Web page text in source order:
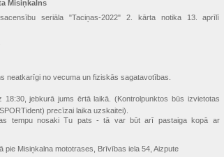
Misiņkalns
seriāla "Taciņas-2022" 2. kārta notika 13. aprīlī
neatkarīgi no vecuma un fiziskās sagatavotības.
jebkurā jums ērtā laikā. (Kontrolpunktos būs izvietotas
precīzai laika uzskaitei).
tempu nosaki Tu pats - tā var būt arī pastaiga kopā ar
pie Misiņkalna mototrases, Brīvības iela 54, Aizpute